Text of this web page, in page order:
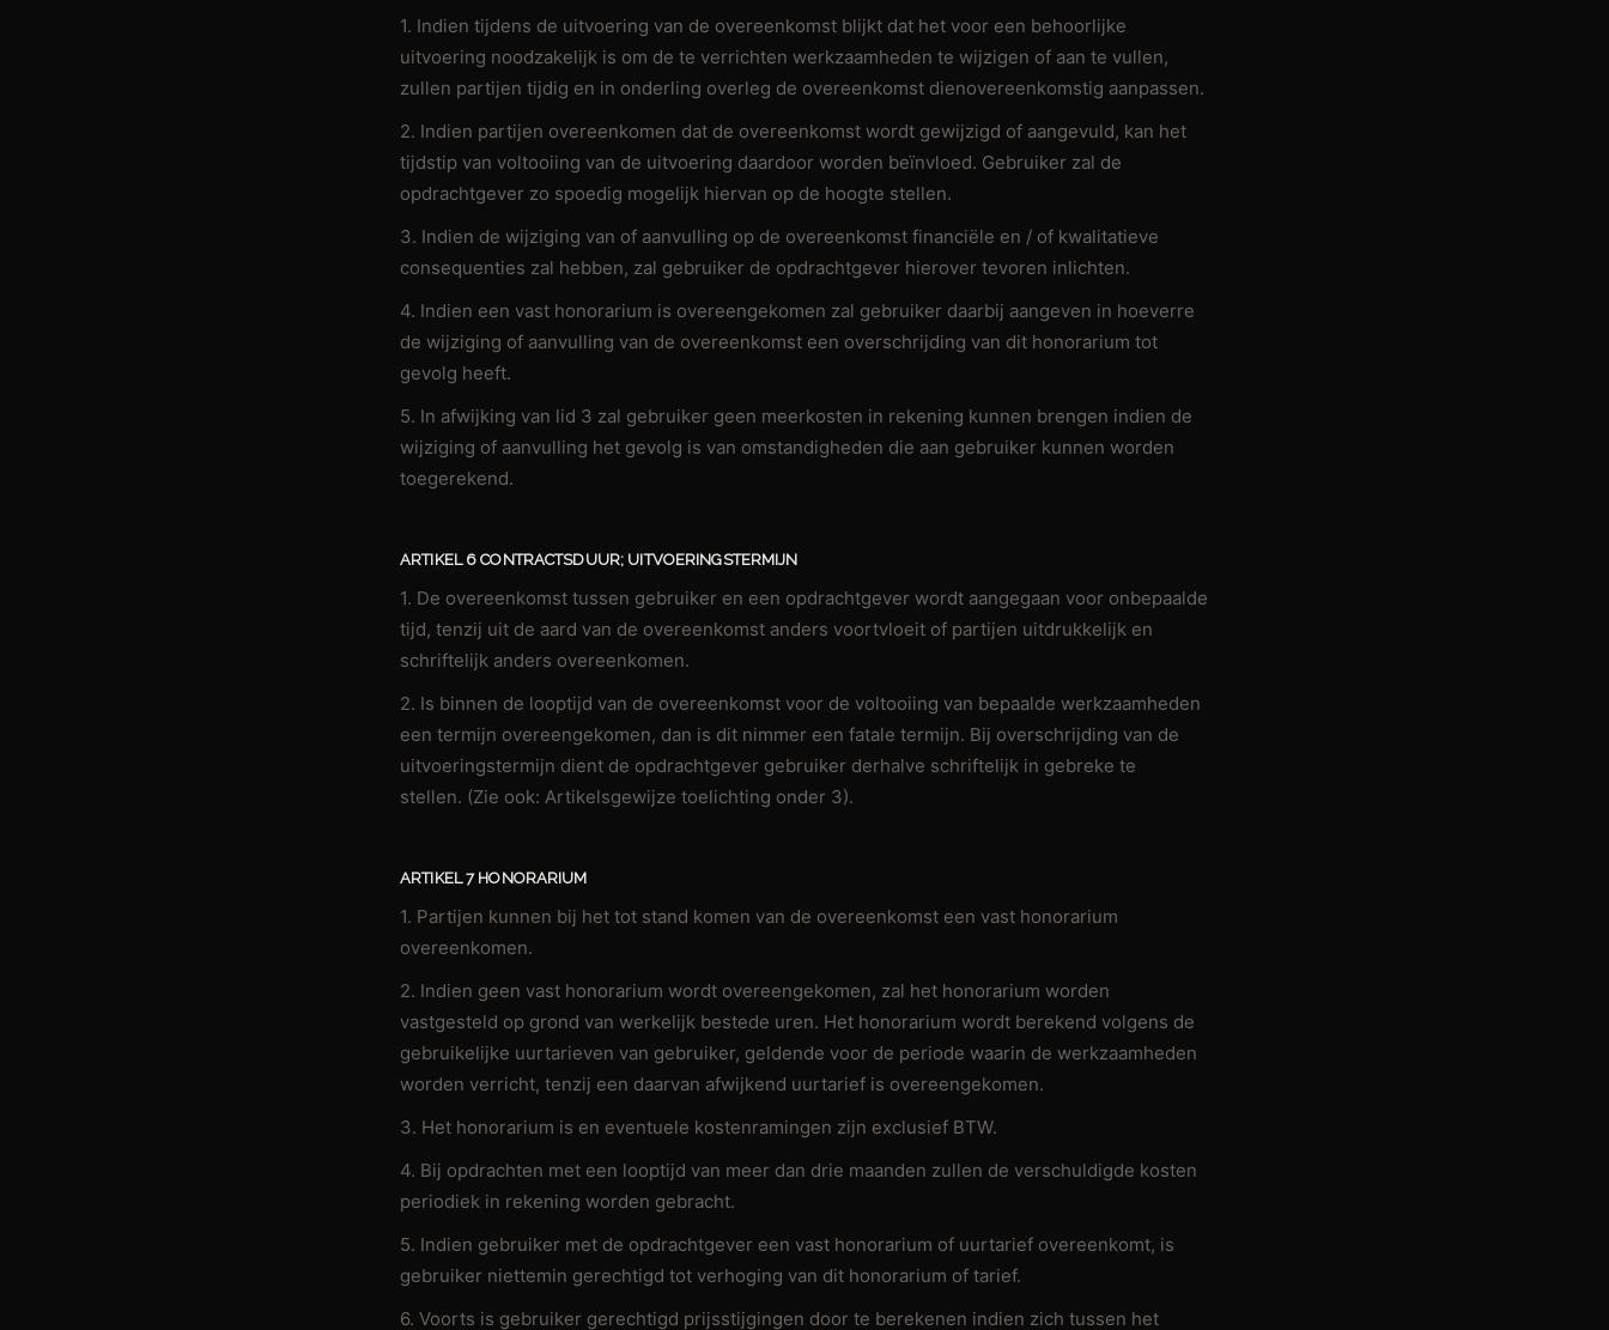
1. Indien tijdens de uitvoering van de overeenkomst blijkt dat het voor een behoorlijke
uitvoering noodzakelijk is om de te verrichten werkzaamheden te wijzigen of aan te vullen,
zullen partijen tijdig en in onderling overleg de overeenkomst dienovereenkomstig aanpassen.
2. Indien partijen overeenkomen dat de overeenkomst wordt gewijzigd of aangevuld, kan het
tijdstip van voltooiing van de uitvoering daardoor worden beïnvloed. Gebruiker zal de
opdrachtgever zo spoedig mogelijk hiervan op de hoogte stellen.
3. Indien de wijziging van of aanvulling op de overeenkomst financiële en / of kwalitatieve
consequenties zal hebben, zal gebruiker de opdrachtgever hierover tevoren inlichten.
4. Indien een vast honorarium is overeengekomen zal gebruiker daarbij aangeven in hoeverre
de wijziging of aanvulling van de overeenkomst een overschrijding van dit honorarium tot
gevolg heeft.
5. In afwijking van lid 3 zal gebruiker geen meerkosten in rekening kunnen brengen indien de
wijziging of aanvulling het gevolg is van omstandigheden die aan gebruiker kunnen worden
toegerekend.
ARTIKEL 6 CONTRACTSDUUR; UITVOERINGSTERMIJN
1. De overeenkomst tussen gebruiker en een opdrachtgever wordt aangegaan voor onbepaalde
tijd, tenzij uit de aard van de overeenkomst anders voortvloeit of partijen uitdrukkelijk en
schriftelijk anders overeenkomen.
2. Is binnen de looptijd van de overeenkomst voor de voltooiing van bepaalde werkzaamheden
een termijn overeengekomen, dan is dit nimmer een fatale termijn. Bij overschrijding van de
uitvoeringstermijn dient de opdrachtgever gebruiker derhalve schriftelijk in gebreke te
stellen. (Zie ook: Artikelsgewijze toelichting onder 3).
ARTIKEL 7 HONORARIUM
1. Partijen kunnen bij het tot stand komen van de overeenkomst een vast honorarium
overeenkomen.
2. Indien geen vast honorarium wordt overeengekomen, zal het honorarium worden
vastgesteld op grond van werkelijk bestede uren. Het honorarium wordt berekend volgens de
gebruikelijke uurtarieven van gebruiker, geldende voor de periode waarin de werkzaamheden
worden verricht, tenzij een daarvan afwijkend uurtarief is overeengekomen.
3. Het honorarium is en eventuele kostenramingen zijn exclusief BTW.
4. Bij opdrachten met een looptijd van meer dan drie maanden zullen de verschuldigde kosten
periodiek in rekening worden gebracht.
5. Indien gebruiker met de opdrachtgever een vast honorarium of uurtarief overeenkomt, is
gebruiker niettemin gerechtigd tot verhoging van dit honorarium of tarief.
6. Voorts is gebruiker gerechtigd prijsstijgingen door te berekenen indien zich tussen het